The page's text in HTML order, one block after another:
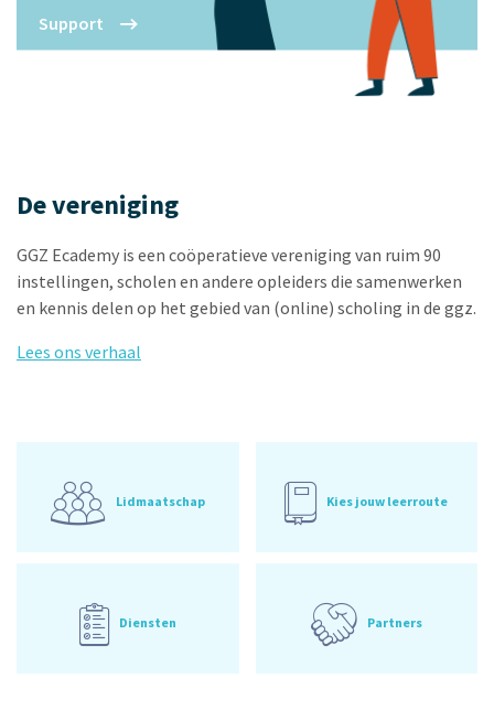
Support
De vereniging
GGZ Ecademy is een coöperatieve vereniging van ruim 90
instellingen, scholen en andere opleiders die samenwerken
en kennis delen op het gebied van (online) scholing in de ggz.
Lees ons verhaal
Lidmaatschap Kies jouw leerroute
Diensten Partners